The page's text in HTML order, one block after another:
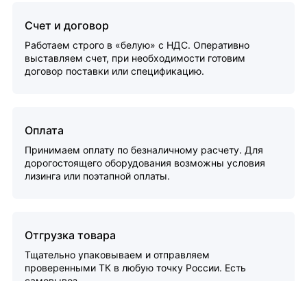
Счет и договор
Работаем строго в «белую» с НДС. Оперативно
выставляем счет, при необходимости готовим
договор поставки или спецификацию.
Оплата
Принимаем оплату по безналичному расчету. Для
дорогостоящего оборудования возможны условия
лизинга или поэтапной оплаты.
Отгрузка товара
Тщательно упаковываем и отправляем
проверенными ТК в любую точку России. Есть